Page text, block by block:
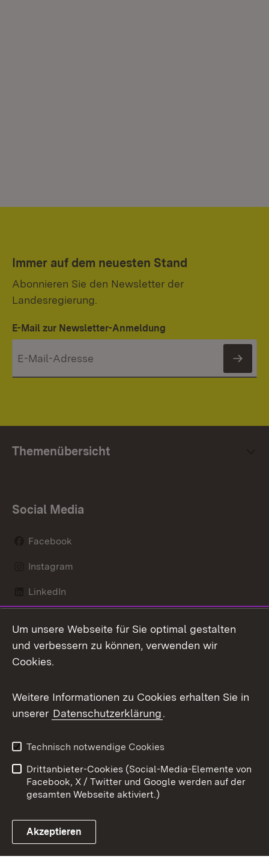
Immer auf dem neuesten Stand
Abonnieren Sie den Newsletter der
Landesregierung.
E-Mail zur Newsletter-Anmeldung
Themenübersicht
Social Media
Facebook
Instagram
LinkedIn
X / Twitter
Youtube
Link zum Landesportal
Kontakt
Datenschutz
Barrierefreiheit
Impressum
Cookies
Um unsere Webseite für Sie optimal gestalten
und verbessern zu können, verwenden wir
Cookies.
Weitere Informationen zu Cookies erhalten Sie in
unserer Datenschutzerklärung.
Technisch notwendige Cookies
Drittanbieter-Cookies (Social-Media-Elemente von
Facebook, X / Twitter und Google werden auf der
gesamten Webseite aktiviert.)
Akzeptieren